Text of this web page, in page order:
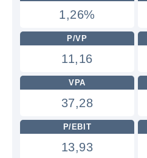
1,26%
P/VP
11,16
VPA
37,28
P/EBIT
13,93